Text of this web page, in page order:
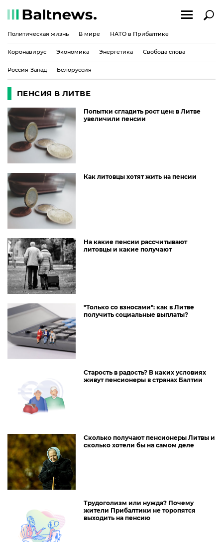
Политическая жизнь В мире НАТО в Прибалтике
Коронавирус Экономика Энергетика Свобода слова
Россия-Запад Белоруссия
ПЕНСИЯ В ЛИТВЕ
Попытки сгладить рост цен: в Литве
увеличили пенсии
Как литовцы хотят жить на пенсии
На какие пенсии рассчитывают
литовцы и какие получают
"Только со взносами": как в Литве
получить социальные выплаты?
Старость в радость? В каких условиях
живут пенсионеры в странах Балтии
Сколько получают пенсионеры Литвы и
сколько хотели бы на самом деле
Трудоголизм или нужда? Почему
жители Прибалтики не торопятся
выходить на пенсию